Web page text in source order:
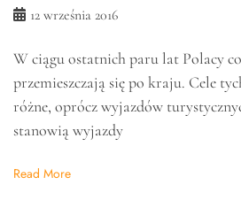
12 września 2016
W ciągu ostatnich paru lat Polacy
przemieszczają się po kraju. Cele
różne, oprócz wyjazdów
stanowią wyjazdy
Read More